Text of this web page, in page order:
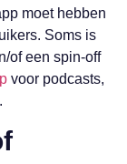
moet hebben
Soms is
of een spin-off
voor podcasts,